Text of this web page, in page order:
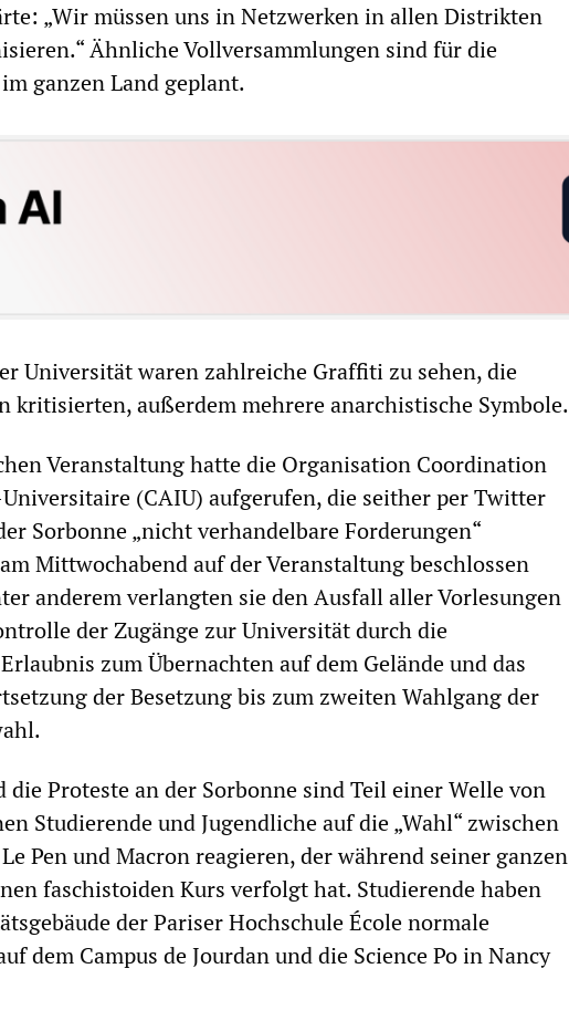
„Wir müssen uns in Netzwerken in allen Distrikten
Ähnliche Vollversammlungen sind für die
ganzen Land geplant.
Universität waren zahlreiche Graffiti zu sehen, die
kritisierten, außerdem mehrere anarchistische Symbole.
Veranstaltung hatte die Organisation Coordination
(CAIU) aufgerufen, die seither per Twitter
Sorbonne „nicht verhandelbare Forderungen“
Mittwochabend auf der Veranstaltung beschlossen
anderem verlangten sie den Ausfall aller Vorlesungen
der Zugänge zur Universität durch die
zum Übernachten auf dem Gelände und das
der Besetzung bis zum zweiten Wahlgang der
die Proteste an der Sorbonne sind Teil einer Welle von
Studierende und Jugendliche auf die „Wahl“ zwischen
Pen und Macron reagieren, der während seiner ganzen
faschistoiden Kurs verfolgt hat. Studierende haben
der Pariser Hochschule École normale
dem Campus de Jourdan und die Science Po in Nancy